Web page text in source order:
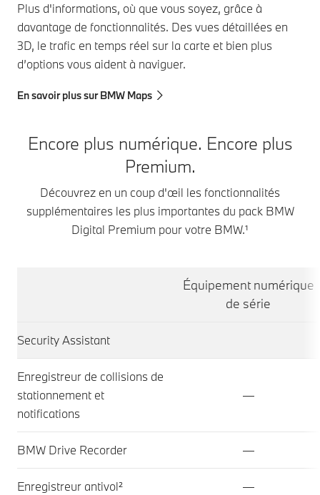
Plus d'informations, où que vous soyez, grâce à
davantage de fonctionnalités. Des vues détaillées en
3D, le trafic en temps réel sur la carte et bien plus
d’options vous aident à naviguer.
En savoir plus sur BMW Maps
Encore plus numérique. Encore plus
Premium.
Découvrez en un coup d'œil les fonctionnalités
supplémentaires les plus importantes du pack BMW
Digital Premium pour votre BMW.¹
Équipement numérique
de série
Security Assistant
Enregistreur de collisions de
stationnement et
notifications
—
BMW Drive Recorder —
Enregistreur antivol² —